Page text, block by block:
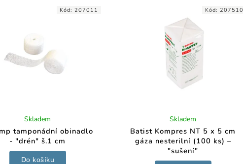
tamponádní obinadlo
- "drén" š.1 cm
Skladem
Do košíku
Kód:207011
Batist Kompres NT 5 x 5 cm
gáza nesterilní (100 ks) –
"sušení"
Skladem
Kód:207510